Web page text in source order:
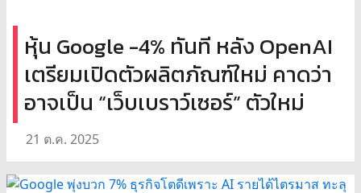
หุ้น Google -4% ทันที หลัง OpenAI
เตรียมเปิดตัวผลิตภัณฑ์ใหม่ คาดว่า
อาจเป็น “เว็บเบราว์เซอร์” ตัวใหม่
21 ต.ค. 2025